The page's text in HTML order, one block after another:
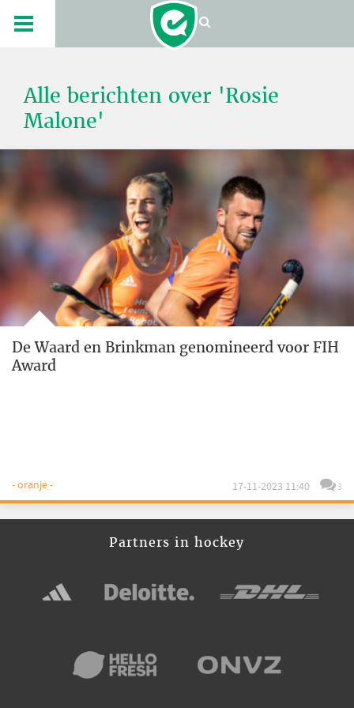
Alle berichten over 'Rosie
Malone'
De Waard en Brinkman genomineerd voor FIH
Award
- oranje - 17-11-2023 11:40 3
Partners in hockey